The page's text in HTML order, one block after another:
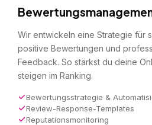
Wir entwickeln eine Strategie für
positive Bewertungen und
Feedback. So stärkst du deine
steigen im Ranking.
Bewertungsstrategie &
Review-Response-Templates
Reputationsmonitoring